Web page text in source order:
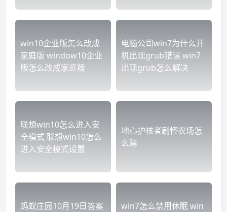
win10企业版怎么改成
家庭版 window10企业
版怎么改成家庭版
电脑公司win7为什么开
机出现grub错误 win7
出现grub怎么解决
联想win10怎么进入安
全模式 联想win10怎么
进入安全模式设置
地心护核者刷怪农场怎
么建
蚂蚁庄园10月19日答案
win7怎么禁用休眠 win